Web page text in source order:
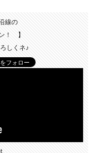
線の
！ 】
しくネ♪